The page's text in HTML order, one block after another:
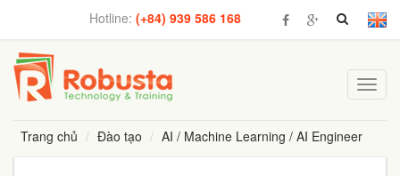
Hotline: (+84) 939 586 168
Trang chủ
Đào tạo AI / Machine Learning / AI Engineer